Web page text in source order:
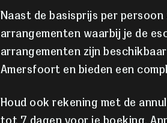
Naast de basisprijs per
arrangementen waarbij je de
arrangementen zijn
Amersfoort en bieden een
Houd ook rekening met de